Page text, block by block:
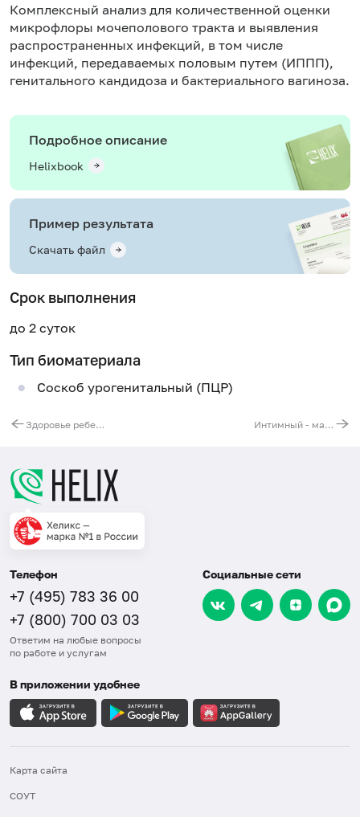
Комплексный анализ для количественной оценки
микрофлоры мочеполового тракта и выявления
распространенных инфекций, в том числе
инфекций, передаваемых половым путем (ИППП),
генитального кандидоза и бактериального вагиноза.
Подробное описание
Helixbook
Пример результата
Скачать файл
Срок выполнения
до 2 суток
Тип биоматериала
Соскоб урогенитальный (ПЦР)
Здоровье ребенка - дошкольный Интимный - максимальный - анализ мазка у женщин
Телефон
+7 (495) 783 36 00
+7 (800) 700 03 03
Ответим на любые вопросы
по работе и услугам
Социальные сети
В приложении удобнее
Карта сайта
СОУТ